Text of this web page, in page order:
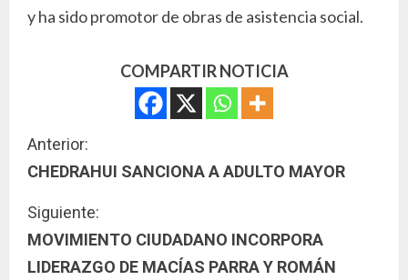
y ha sido promotor de obras de asistencia social.
COMPARTIR NOTICIA
S
i
g
u
Anterior:
CHEDRAHUI SANCIONA A ADULTO MAYOR
Siguiente:
MOVIMIENTO CIUDADANO INCORPORA
LIDERAZGO DE MACÍAS PARRA Y ROMÁN